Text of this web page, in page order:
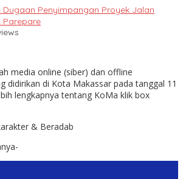
Dugaan Penyimpangan Proyek Jalan
Parepare
media online (siber) dan offline
didirikan di Kota Makassar pada tanggal 11
lengkapnya tentang KoMa klik box
& Beradab